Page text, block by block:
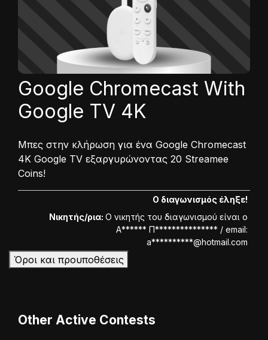
Google Chromecast With
Google TV 4K
Μπες στην κλήρωση για ένα Google Chromecast
4K Google TV εξαργυρώνοντας 20 Streamee
Coins!
Ο διαγωνισμός έληξε!
Νικητής/ρια: Ο νικητής του διαγωνισμού είναι ο
Α****** Π*************** / email:
a**********@hotmail.com
Όροι και προυποθέσεις
Other Active Contests